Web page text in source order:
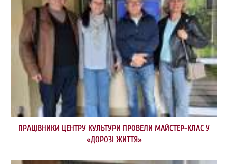
ПРАЦІВНИКИ ЦЕНТРУ КУЛЬТУРИ ПРОВЕЛИ МАЙСТЕР-КЛАС У
«ДОРОЗІ ЖИТТЯ»